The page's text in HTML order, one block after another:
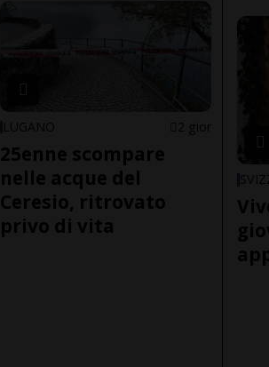
LUGANO 2 gior
25enne scompare
nelle acque del
Ceresio, ritrovato
privo di vita